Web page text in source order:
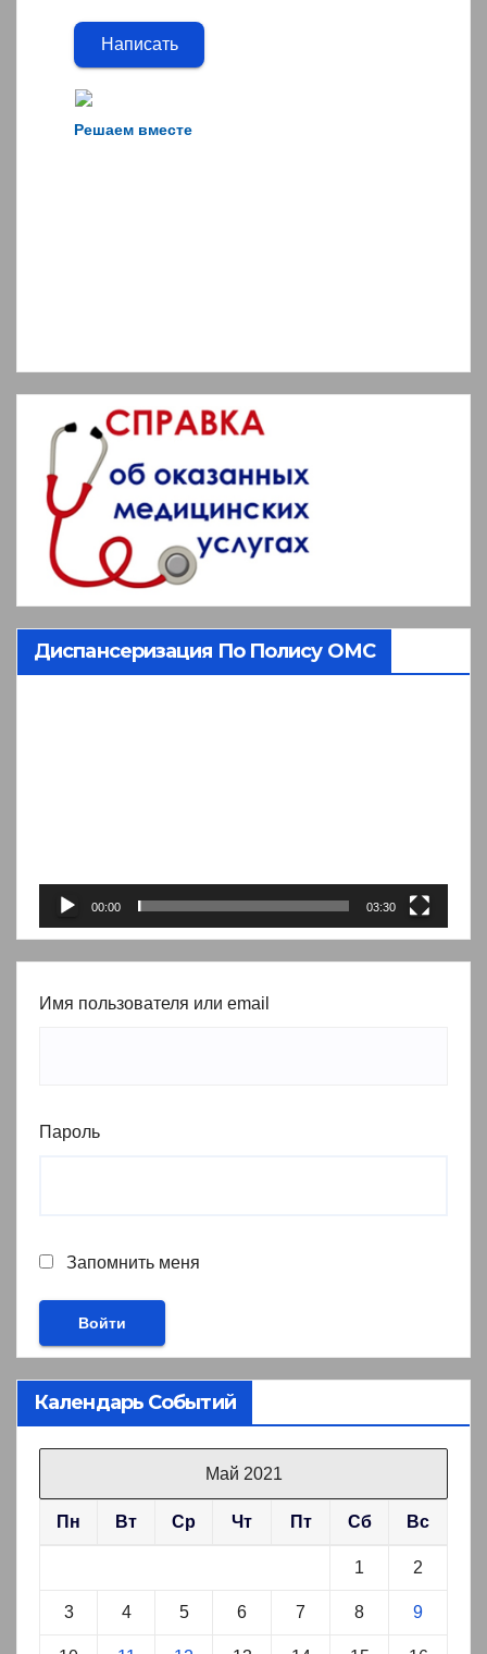
Решаем вместе
Написать
Диспансеризация По Полису ОМС
00:00 03:30
Имя пользователя или email
Пароль
Запомнить меня
Календарь Событий
Май 2021
Пн Вт Ср Чт Пт Сб Вс
1 2
3 4 5 6 7 8 9